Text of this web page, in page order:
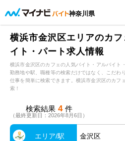
神奈川県
横浜市金沢区エリアのカ
イト・パート求人情報
横浜市金沢区のカフェの人気バイト・アルバイト
勤務地や駅、職種等の検索だけではなく、こだわ
仕事を簡単に検索できます。横浜市金沢区のカフ
索！
検索結果 4 件
（最終更新日：2026年8月6日）
エリア/駅 金沢区